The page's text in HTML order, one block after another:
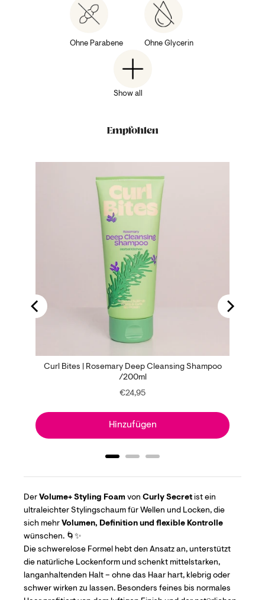
Ohne Parabene Ohne Glycerin
Show all
Empfohlen
Curl Bites | Rosemary Deep Cleansing Shampoo
/200ml
Price
€24,95
Hinzufügen
Der Volume+ Styling Foam von Curly Secret ist ein
ultraleichter Stylingschaum für Wellen und Locken, die
sich mehr Volumen, Definition und flexible Kontrolle
wünschen. 🌀✨
Die schwerelose Formel hebt den Ansatz an, unterstützt
die natürliche Lockenform und schenkt mittelstarken,
langanhaltenden Halt – ohne das Haar hart, klebrig oder
schwer wirken zu lassen. Besonders feines bis normales